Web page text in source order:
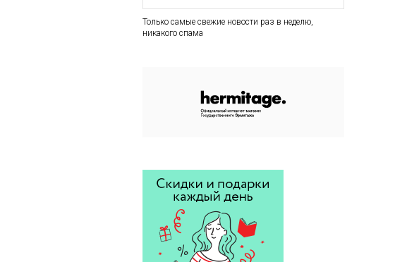
Только самые свежие новости раз в неделю,
никакого спама